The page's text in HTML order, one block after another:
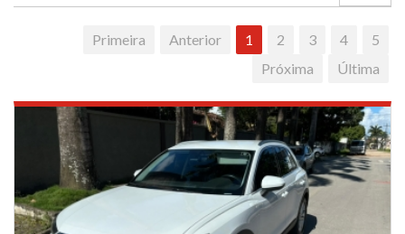
CD e MP3 Player
Controle automático de velocidade
Controle de tração
Desembaçador traseiro
Direção Elétrica
Direção hidráulica
Primeira Anterior 1 2 3 4
5
Próxima
Última